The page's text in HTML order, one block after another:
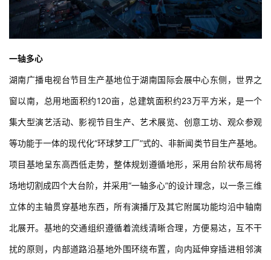
一轴多心
湖南广播电视台节目生产基地位于湖南国际会展中心东侧，世界之
窗以南，总用地面积约120亩，总建筑面积约23万平方米，是一个
集大型演艺活动、影视节目生产、艺术展览、创意工坊、观众参观
等功能于一体的现代化“环球梦工厂”式的、非新闻类节目生产基地。
项目基地呈东高西低走势，整体规划遵循地形，采用台阶状布局将
场地切割成四个大台阶，并采用“一轴多心”的设计理念，以一条三维
立体的主轴贯穿基地东西，所有演播厅及其它附属功能均沿中轴南
北展开。基地的交通组织遵循着流线清晰合理，方便易达，互不干
扰的原则，内部道路沿基地外围环绕布置，向内延伸穿插进相邻演